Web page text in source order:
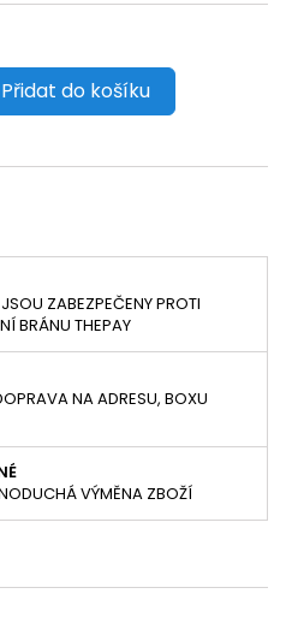
Přidat do košíku
ZABEZPEČENY PROTI
BRÁNU THEPAY
NA ADRESU, BOXU
VÝMĚNA ZBOŽÍ